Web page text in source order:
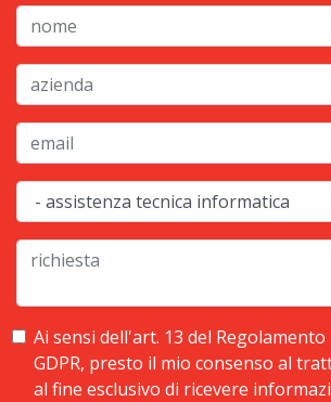
Ai sensi dell'art. 13 del Regolamento
GDPR, presto il mio consenso al
al fine esclusivo di ricevere